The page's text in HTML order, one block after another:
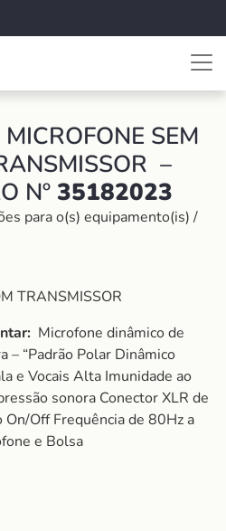
SEM
–
Nº 35182023
para o(s) equipamento(is) /
TRANSMISSOR
Microfone dinâmico de
– “Padrão Polar Dinâmico
e Vocais Alta Imunidade ao
sonora Conector XLR de
Off Frequência de 80Hz a
e Bolsa